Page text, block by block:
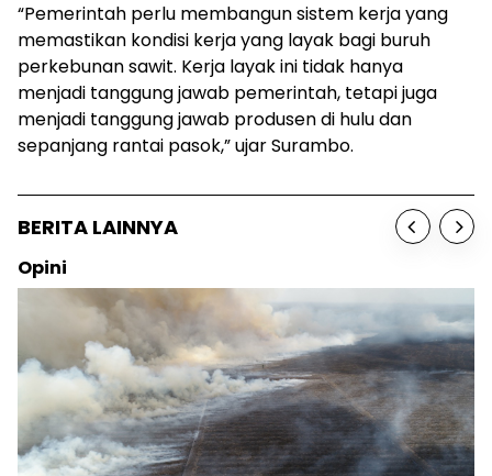
“Pemerintah perlu membangun sistem kerja yang
memastikan kondisi kerja yang layak bagi buruh
perkebunan sawit. Kerja layak ini tidak hanya
menjadi tanggung jawab pemerintah, tetapi juga
menjadi tanggung jawab produsen di hulu dan
sepanjang rantai pasok,” ujar Surambo.
BERITA LAINNYA
Opini